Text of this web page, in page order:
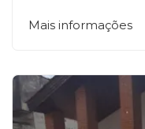
Mais informações